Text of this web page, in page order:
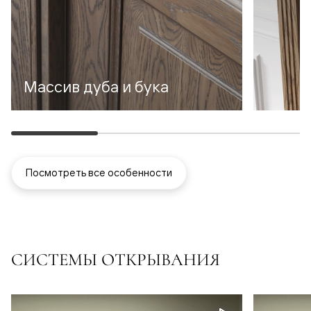
Массив дуба и бука
Посмотреть все особенности
СИСТЕМЫ ОТКРЫВАНИЯ